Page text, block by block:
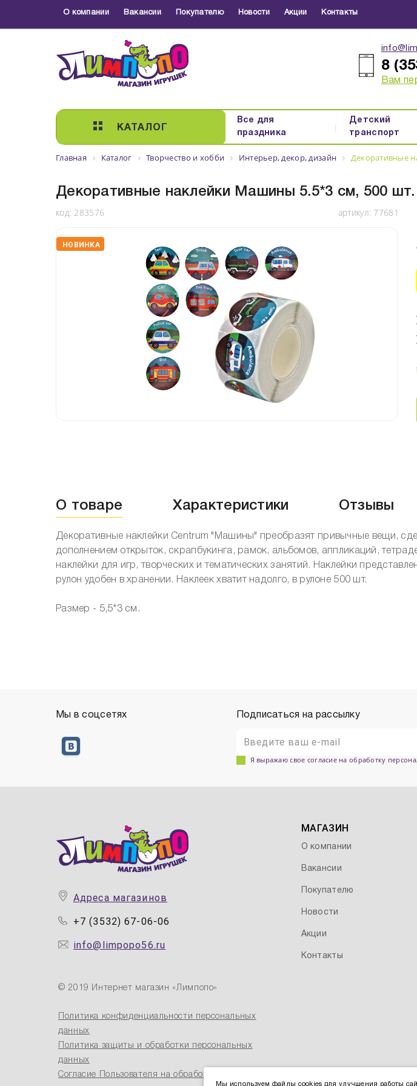
О компании Вакансии Покупателю Новости Акции Контакты
8
Вам
КАТАЛОГ
Все для
праздника
Детский
транспорт
Главная Каталог Творчество и хобби Интерьер, декор, дизайн Декоративные
Декоративные наклейки Машины 5.5*3 см, 500 шт.
код: 283576 артикул: 77681
НОВИНКА
О товаре Характеристики Отзывы
Декоративные наклейки Centrum "Машины" преобразят привычные вещи,
дополнением открыток, скрапбукинга, рамок, альбомов, аппликаций,
наклейки для игр, творческих и тематических занятий. Наклейки
рулон удобен в хранении. Наклеек хватит надолго, в рулоне 500 шт.
Размер - 5,5*3 см.
Мы в соцсетях Подписаться на рассылку
Я выражаю свое согласие на обработку
Адреса магазинов
+7 (3532) 67-06-06
info@limpopo56.ru
© 2019 Интернет магазин «Лимпопо»
Политика конфиденциальности персональных
данных
Политика защиты и обработки персональных
данных
Согласие Пользователя на обработку
МАГАЗИН
О компании
Вакансии
Покупателю
Новости
Акции
Контакты
Мы используем файлы cookies для улучшения работы